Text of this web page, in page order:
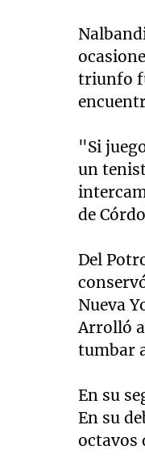
triunfo
"Si
un
de
Del
Nueva
Arrolló
tumbar
En su
En su
octavos